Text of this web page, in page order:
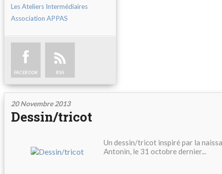
Les Ateliers Intermédiaires
Association APPAS
FACEBOOK RSS
20 Novembre 2013
Dessin/tricot
Un dessin/tricot inspiré par la
Antonin, le 31 octobre dernier...